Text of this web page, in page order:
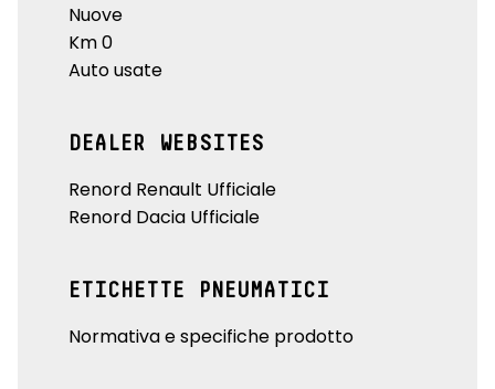
Nuove
Km 0
Auto usate
DEALER WEBSITES
Renord Renault Ufficiale
Renord Dacia Ufficiale
ETICHETTE PNEUMATICI
Normativa e specifiche prodotto